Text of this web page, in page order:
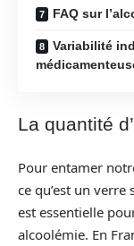
FAQ sur
Variabilité
La quantité
Pour entamer
ce qu’est un verre
est essentielle
alcoolémie. En